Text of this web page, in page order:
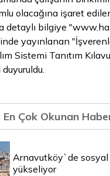
olacağına işaret
detaylı bilgiye "
yayınlanan
Sistemi Tanıtım
En Çok Okunan
Arnavutköy`de sosyal
yükseliyor